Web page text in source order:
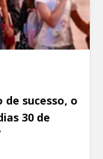
de sucesso, o
30 de